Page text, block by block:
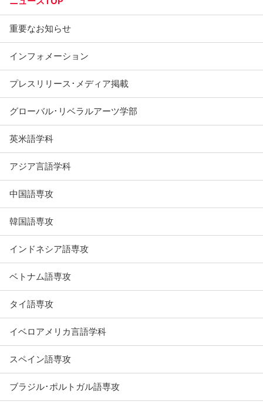
重要なお知らせ
インフォメーション
プレスリリース･メディア掲載
グローバル･リベラルアーツ学部
英米語学科
アジア言語学科
中国語専攻
韓国語専攻
インドネシア語専攻
ベトナム語専攻
タイ語専攻
イベロアメリカ言語学科
スペイン語専攻
ブラジル･ポルトガル語専攻